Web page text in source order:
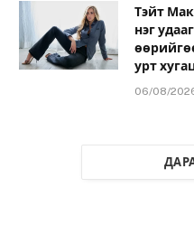
Тэйт
нэг
урт
06/08/